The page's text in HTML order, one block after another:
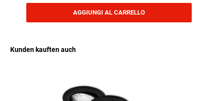
AGGIUNGI AL CARRELLO
Kunden kauften auch